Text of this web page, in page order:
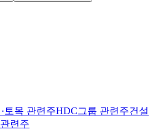
토목 관련주HDC그룹 관련주건설
련주